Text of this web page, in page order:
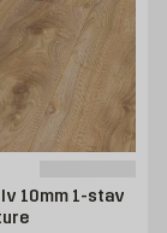
10mm 1-stav